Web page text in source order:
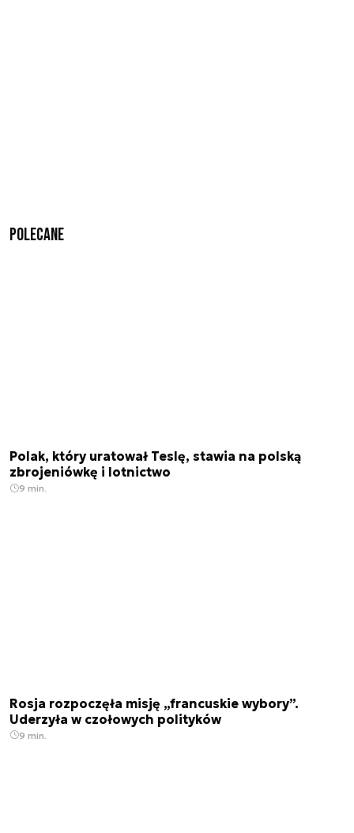
Polecane
Polak, który uratował Teslę, stawia na polską
zbrojeniówkę i lotnictwo
9 min.
Rosja rozpoczęła misję „francuskie wybory”.
Uderzyła w czołowych polityków
9 min.